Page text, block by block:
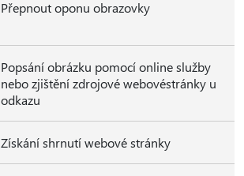
Přepnout oponu obrazovky
Popsání obrázku pomocí online služby
nebo zjištění zdrojové webovéstránky u
odkazu
Získání shrnutí webové stránky